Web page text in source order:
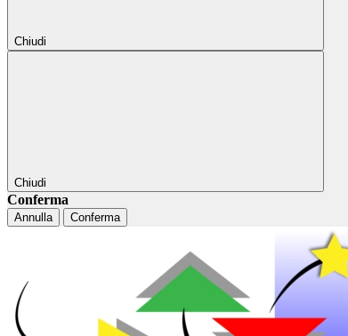
Chiudi
Chiudi
Conferma
Annulla Conferma